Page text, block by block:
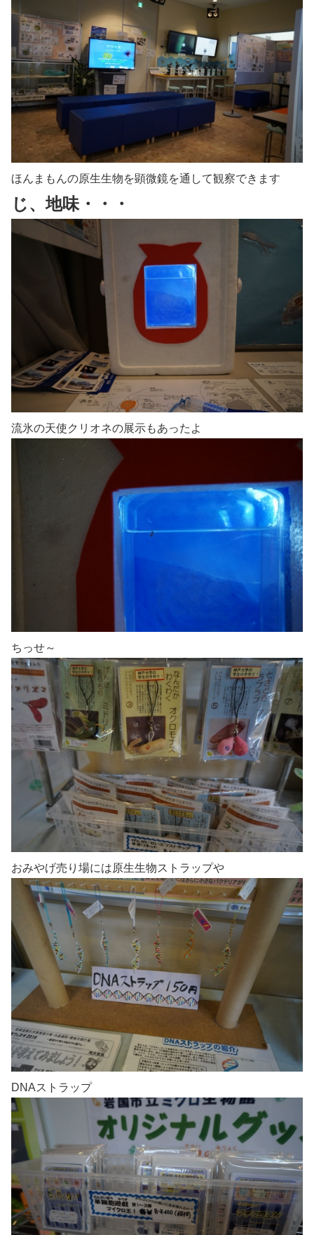
ほんまもんの原生生物を顕微鏡を通して観察できます
じ、地味・・・
流氷の天使クリオネの展示もあったよ
ちっせ～
おみやげ売り場には原生生物ストラップや
DNAストラップ